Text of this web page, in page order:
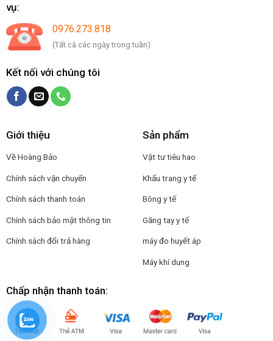
vụ:
0976.273.818
(Tất cả các ngày trong tuần)
Kết nối với chúng tôi
Giới thiệu
Về Hoàng Bảo
Chính sách vận chuyển
Chính sách thanh toán
Chính sách bảo mật thông tin
Chính sách đổi trả hàng
Sản phẩm
Vật tư tiêu hao
Khẩu trang y tế
Bông y tế
Găng tay y tế
máy đo huyết áp
Máy khí dung
Chấp nhận thanh toán: